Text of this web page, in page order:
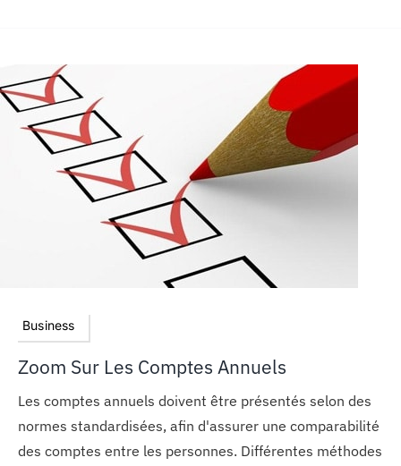
Business
Zoom Sur Les Comptes Annuels
Les comptes annuels doivent être présentés selon des
normes standardisées, afin d'assurer une comparabilité
des comptes entre les personnes. Différentes méthodes